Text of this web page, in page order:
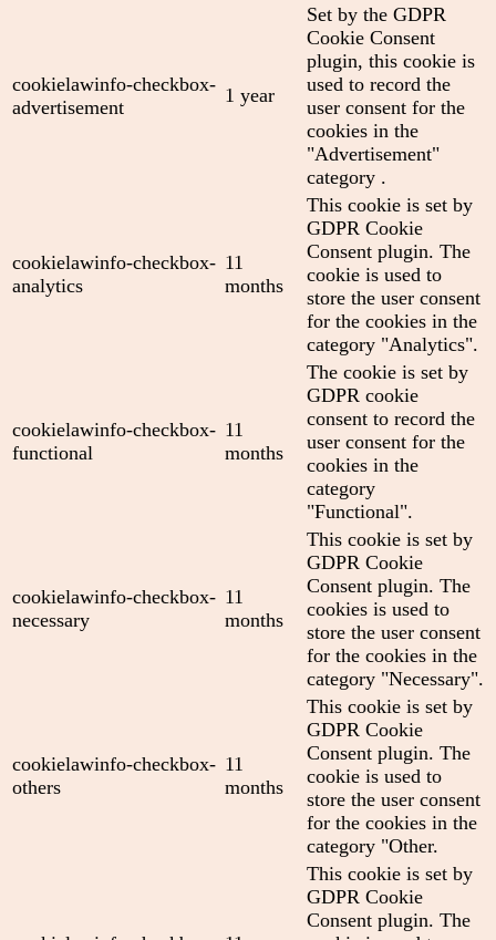
cookielawinfo-checkbox-
advertisement
1 year
Set by the GDPR
Cookie Consent
plugin, this cookie is
used to record the
user consent for the
cookies in the
"Advertisement"
category .
cookielawinfo-checkbox-
analytics
11
months
This cookie is set by
GDPR Cookie
Consent plugin. The
cookie is used to
store the user consent
for the cookies in the
category "Analytics".
cookielawinfo-checkbox-
functional
11
months
The cookie is set by
GDPR cookie
consent to record the
user consent for the
cookies in the
category
"Functional".
cookielawinfo-checkbox-
necessary
11
months
This cookie is set by
GDPR Cookie
Consent plugin. The
cookies is used to
store the user consent
for the cookies in the
category "Necessary".
cookielawinfo-checkbox-
others
11
months
This cookie is set by
GDPR Cookie
Consent plugin. The
cookie is used to
store the user consent
for the cookies in the
category "Other.
This cookie is set by
GDPR Cookie
Consent plugin. The